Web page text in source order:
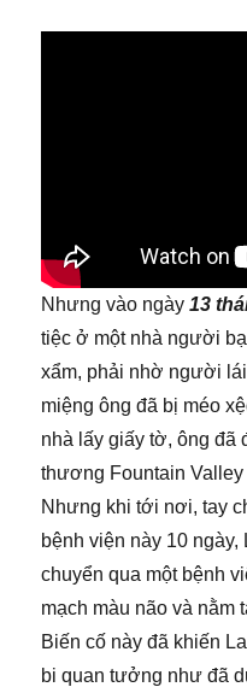
Nhưng vào ngày13
tiệc ở một nhà người
xẩm, phải nhờ người
miệng ông đã bị méo
nhà lấy giấy tờ, ông đã
thương Fountain
Nhưng khi tới nơi, tay
bệnh viện này 10
chuyển qua một bệnh
mạch màu não và nằm
Biến cố này đã khiến
bi quan tưởng như đã